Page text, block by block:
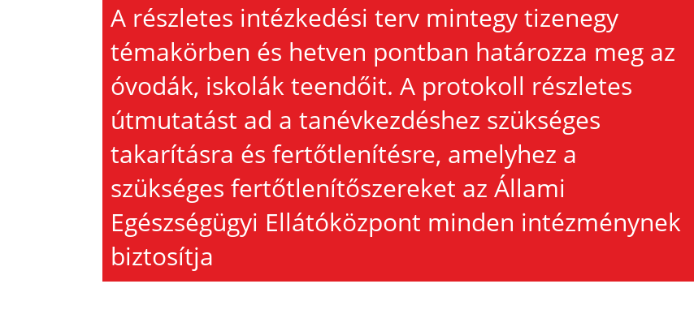
A részletes intézkedési terv mintegy tizenegy
témakörben és hetven pontban határozza meg az
óvodák, iskolák teendőit. A protokoll részletes
útmutatást ad a tanévkezdéshez szükséges
takarításra és fertőtlenítésre, amelyhez a
szükséges fertőtlenítőszereket az Állami
Egészségügyi Ellátóközpont minden intézménynek
biztosítja